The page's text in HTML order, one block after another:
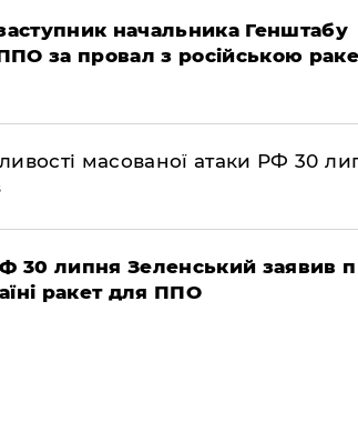
начальника Генштабу
за провал з російською
масованої атаки РФ 30
30 липня Зеленський заявив
ракет для ППО